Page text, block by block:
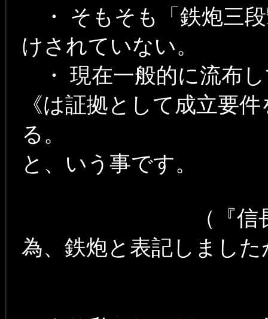
・ そもそも「鉄炮三
けされていない。
・ 現在一般的に流布
《は証拠として成立要
る。
と、いう事です。
（『信長公
為、鉄炮と表記しまし